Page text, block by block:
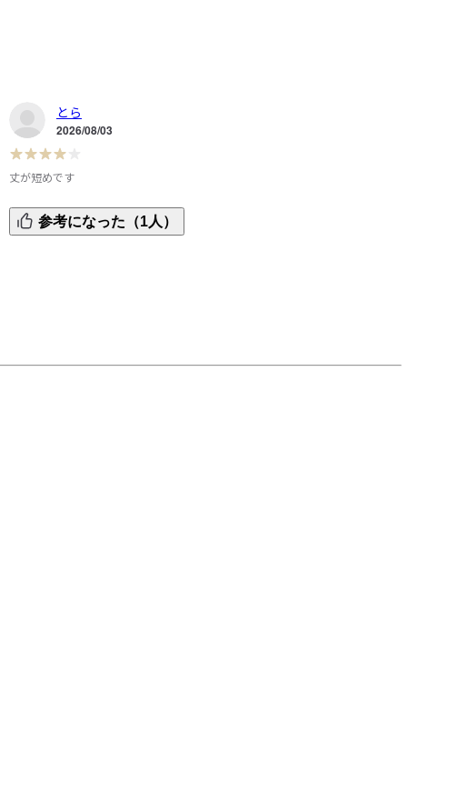
とら
2026/08/03
丈が短めです
サイズを上げてリピートです。
機能性は気に入っているのですが、丈が短いのでサイズをア
参考になった（1人）